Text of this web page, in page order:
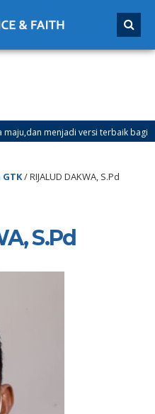
menjadi versi terbaik bagi
sd Tanggal 4 Januari 2026
/RIJALUD DAKWA, S.Pd
S.Pd